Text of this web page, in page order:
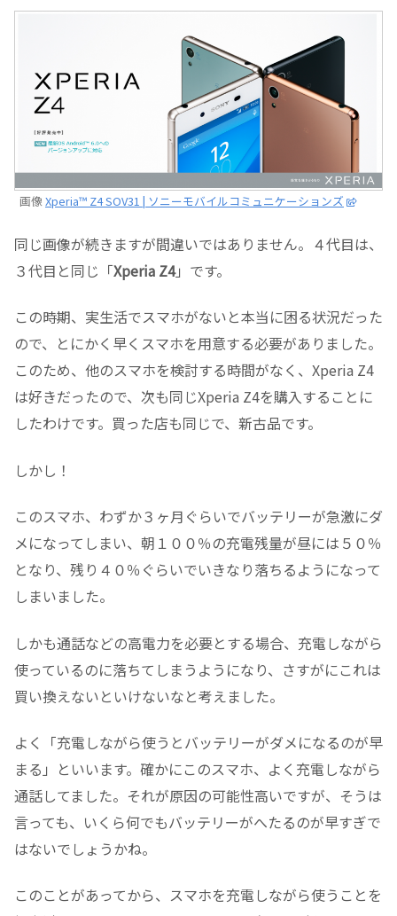
画像 Xperia™ Z4 SOV31 | ソニーモバイルコミュニケーションズ
同じ画像が続きますが間違いではありません。４代目は、
３代目と同じ「Xperia Z4」です。
この時期、実生活でスマホがないと本当に困る状況だった
ので、とにかく早くスマホを用意する必要がありました。
このため、他のスマホを検討する時間がなく、Xperia Z4
は好きだったので、次も同じXperia Z4を購入することに
したわけです。買った店も同じで、新古品です。
しかし！
このスマホ、わずか３ヶ月ぐらいでバッテリーが急激にダ
メになってしまい、朝１００％の充電残量が昼には５０％
となり、残り４０％ぐらいでいきなり落ちるようになって
しまいました。
しかも通話などの高電力を必要とする場合、充電しながら
使っているのに落ちてしまうようになり、さすがにこれは
買い換えないといけないなと考えました。
よく「充電しながら使うとバッテリーがダメになるのが早
まる」といいます。確かにこのスマホ、よく充電しながら
通話してました。それが原因の可能性高いですが、そうは
言っても、いくら何でもバッテリーがへたるのが早すぎで
はないでしょうかね。
このことがあってから、スマホを充電しながら使うことを